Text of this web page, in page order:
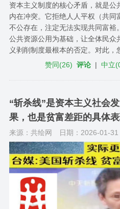
资本主义制度的核心矛盾，就是
内在冲突。它拒绝人人平权（共
不公存在，注定无法实现共同富裕
公共资源公用为基础，让全体民众
义剥削制度最根本的否定。对此，
赞同(26) 评论 |中立(
“斩杀线”是资本主义社会
果，也是贫富差距的具体表
来源：共绘网 日期：2026-01-31